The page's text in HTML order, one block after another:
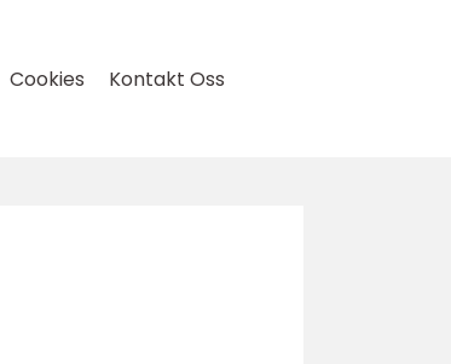
Cookies Kontakt Oss